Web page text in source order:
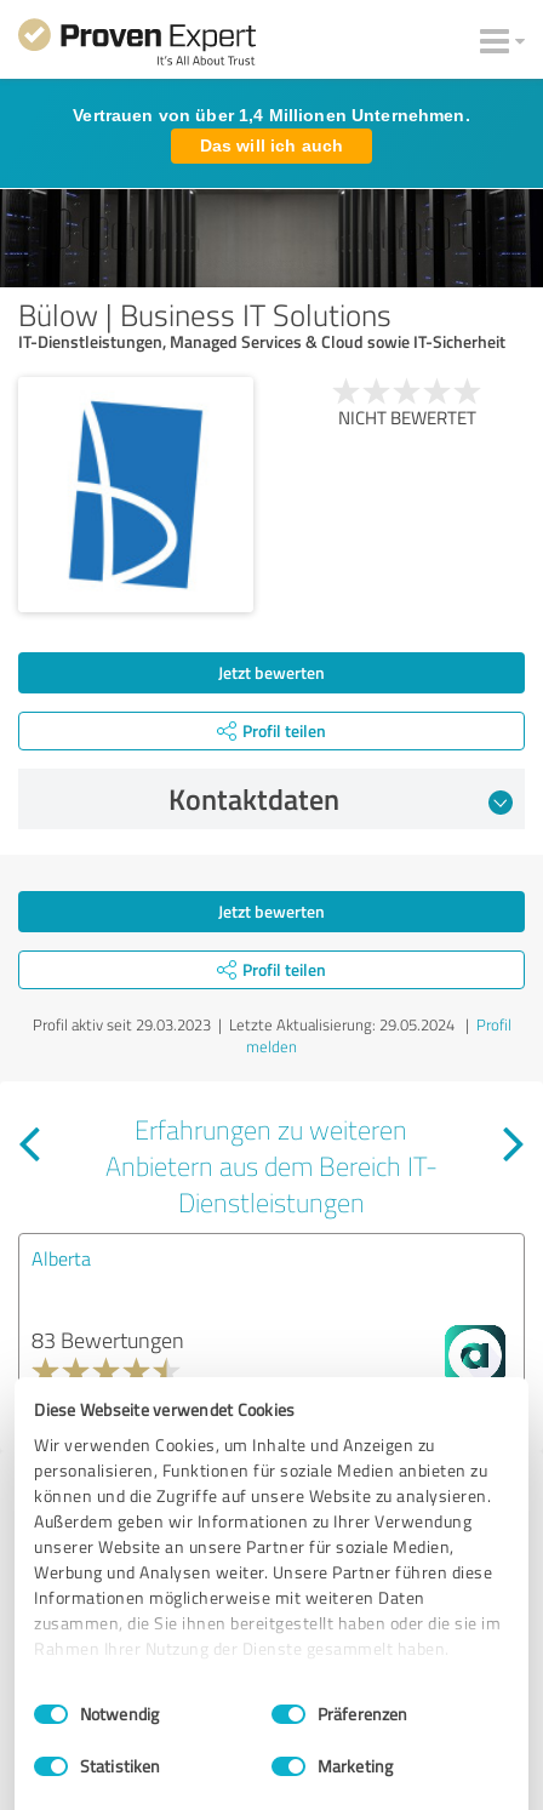
Diese Webseite verwendet Cookies
Wir verwenden Cookies, um Inhalte und Anzeigen zu
personalisieren, Funktionen für soziale Medien anbieten zu
können und die Zugriffe auf unsere Website zu analysieren.
Außerdem geben wir Informationen zu Ihrer Verwendung
unserer Website an unsere Partner für soziale Medien,
Werbung und Analysen weiter. Unsere Partner führen diese
Informationen möglicherweise mit weiteren Daten
zusammen, die Sie ihnen bereitgestellt haben oder die sie im
Rahmen Ihrer Nutzung der Dienste gesammelt haben.
Impressum Datenschutzbestimmungen
Einwilligungsauswahl
Notwendig Präferenzen
Statistiken Marketing
Vertrauen von über 1,4 Millionen Unternehmen.
Das will ich auch
Bülow | Business IT Solutions
IT-Dienstleistungen, Managed Services & Cloud sowie IT-Sicherheit
NICHT BEWERTET
Jetzt bewerten
Profil teilen
Kontaktdaten
Jetzt bewerten
Profil teilen
Profil aktiv seit 29.03.2023 | Letzte Aktualisierung: 29.05.2024| Profil
melden
Erfahrungen zu weiteren
Anbietern aus dem Bereich IT-
Dienstleistungen
Alberta
83 Bewertungen
4.46 von 5
Tipp: Die passenden Experten finden - mit
dem ExpertCompass
Fordern Sie kostenlos Angebote an, von Dienstleistern in ganz
Deutschland, die von anderen Kunden bereits bewertet und
empfohlen wurden.
20.153 Treffer